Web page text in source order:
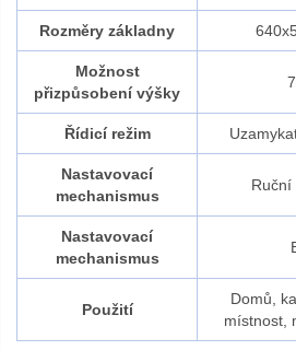
Rozměry základny
Možnost
přizpůsobení výšky
Řídicí režim
Nastavovací
mechanismus
Ruční
Nastavovací
mechanismus
Použití
Domů,
místnost,